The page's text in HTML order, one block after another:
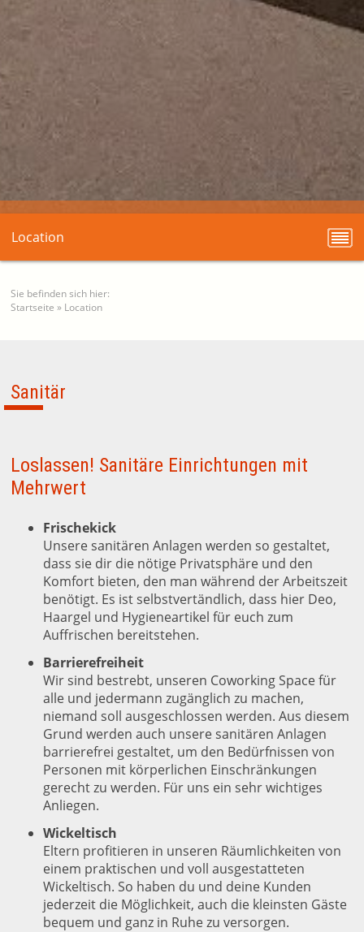
Location
Sie befinden sich hier:
Startseite » Location
Sanitär
Loslassen! Sanitäre Einrichtungen mit
Mehrwert
Frischekick
Unsere sanitären Anlagen werden so gestaltet,
dass sie dir die nötige Privatsphäre und den
Komfort bieten, den man während der Arbeitszeit
benötigt. Es ist selbstvertändlich, dass hier Deo,
Haargel und Hygieneartikel für euch zum
Auffrischen bereitstehen.
Barrierefreiheit
Wir sind bestrebt, unseren Coworking Space für
alle und jedermann zugänglich zu machen,
niemand soll ausgeschlossen werden. Aus diesem
Grund werden auch unsere sanitären Anlagen
barrierefrei gestaltet, um den Bedürfnissen von
Personen mit körperlichen Einschränkungen
gerecht zu werden. Für uns ein sehr wichtiges
Anliegen.
Wickeltisch
Eltern profitieren in unseren Räumlichkeiten von
einem praktischen und voll ausgestatteten
Wickeltisch. So haben du und deine Kunden
jederzeit die Möglichkeit, auch die kleinsten Gäste
bequem und ganz in Ruhe zu versorgen.